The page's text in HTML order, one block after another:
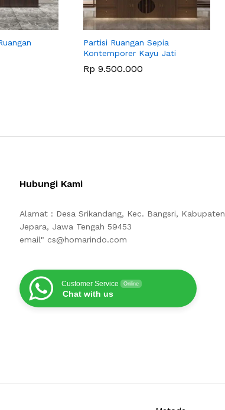
Partisi Ruangan Sepia
Kontemporer Kayu Jati
Rp 9.500.000
Hubungi Kami
Alamat : Desa Srikandang, Kec. Bangsri, Kabupaten
Jepara, Jawa Tengah 59453
email" cs@homarindo.com
Customer Service Online
Chat with us